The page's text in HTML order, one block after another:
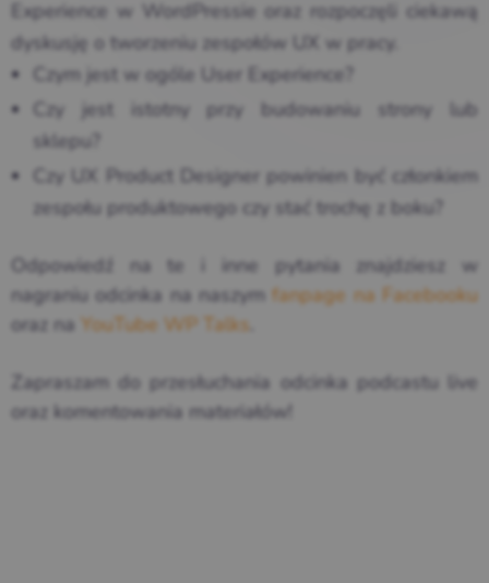
Experience w WordPressie oraz rozpoczęli ciekawą
dyskusję o tworzeniu zespołów UX w pracy.
Czym jest w ogóle User Experience?
Czy jest istotny przy budowaniu strony lub
sklepu?
Czy UX Product Designer powinien być członkiem
zespołu produktowego czy stać trochę z boku?
Odpowiedź na te i inne pytania znajdziesz w
nagraniu odcinka na naszymfanpage na Facebooku
oraz na YouTube WP Talks
Zapraszam do przesłuchania odcinka podcastu live
oraz komentowania materiałów!